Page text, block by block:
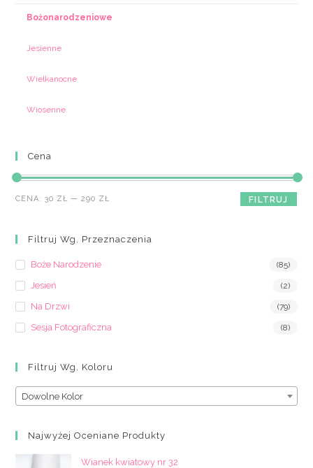
Bożonarodzeniowe
Jesienne
Wielkanocne
Wiosenne
Cena
Cena
Cena
FILTRUJ
CENA:30 ZŁ —290 ZŁ
Filtruj Wg. Przeznaczenia
Boże Narodzenie (85)
Jesień (2)
Na Drzwi (79)
Sesja Fotograficzna (8)
Filtruj Wg. Koloru
Dowolne Kolor
Najwyżej Oceniane Produkty
Wianek kwiatowy nr 32